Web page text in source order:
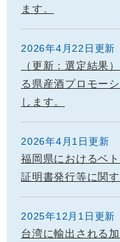
ます。
2026年4月22日更新
（更新：選定結果
る県産酒プロモー
します。
2026年4月1日更新
福岡県におけるベ
証明書発行等に関
2025年12月1日更新
台湾に輸出される